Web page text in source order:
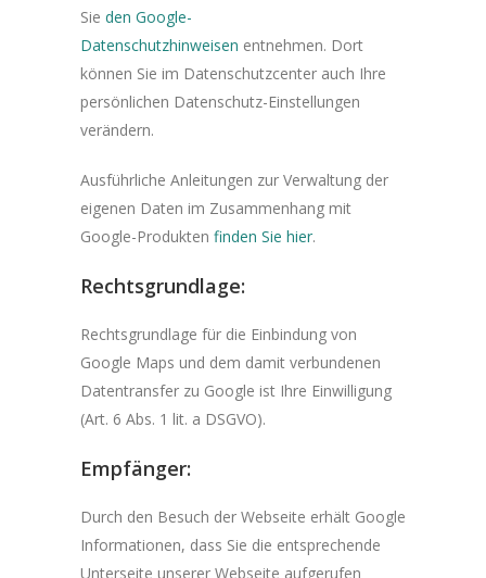
Sie den Google-
Datenschutzhinweisen entnehmen. Dort
können Sie im Datenschutzcenter auch Ihre
persönlichen Datenschutz-Einstellungen
verändern.
Ausführliche Anleitungen zur Verwaltung der
eigenen Daten im Zusammenhang mit
Google-Produkten finden Sie hier.
Rechtsgrundlage:
Rechtsgrundlage für die Einbindung von
Google Maps und dem damit verbundenen
Datentransfer zu Google ist Ihre Einwilligung
(Art. 6 Abs. 1 lit. a DSGVO).
Empfänger:
Durch den Besuch der Webseite erhält Google
Informationen, dass Sie die entsprechende
Unterseite unserer Webseite aufgerufen